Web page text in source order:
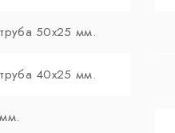
50х25 мм.
40х25 мм.